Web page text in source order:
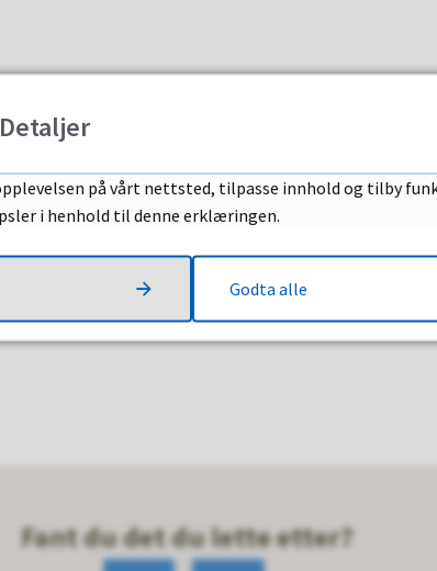
Fant du det du lette etter?
Detaljer
på vårt nettsted, tilpasse innhold og tilby
i henhold til denne erklæringen.
Godta alle